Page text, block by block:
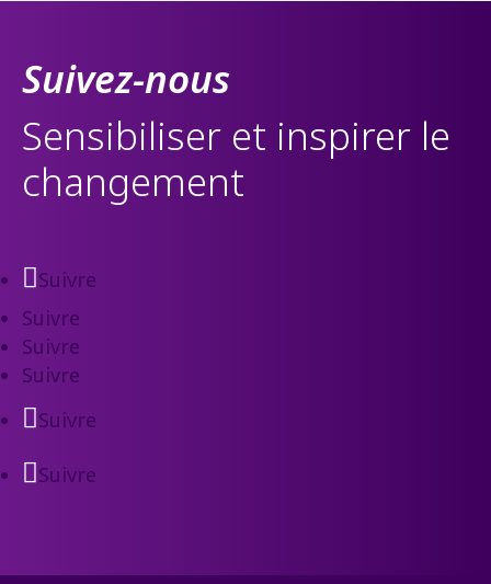
Suivez-nous
Sensibiliser et inspirer le
changement
Suivre
Suivre
Suivre
Suivre
Suivre
Suivre